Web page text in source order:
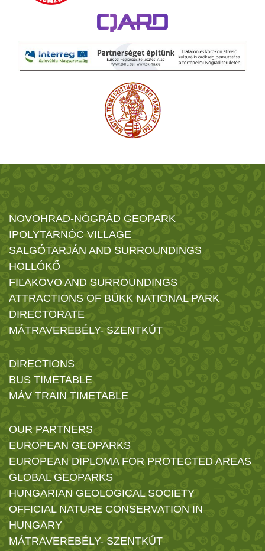
NOVOHRAD-NÓGRÁD GEOPARK
IPOLYTARNÓC VILLAGE
SALGÓTARJÁN AND SURROUNDINGS
HOLLÓKŐ
FIĽAKOVO AND SURROUNDINGS
ATTRACTIONS OF BÜKK NATIONAL PARK
DIRECTORATE
MÁTRAVEREBÉLY- SZENTKÚT
DIRECTIONS
BUS TIMETABLE
MÁV TRAIN TIMETABLE
OUR PARTNERS
EUROPEAN GEOPARKS
EUROPEAN DIPLOMA FOR PROTECTED AREAS
GLOBAL GEOPARKS
HUNGARIAN GEOLOGICAL SOCIETY
OFFICIAL NATURE CONSERVATION IN
HUNGARY
MÁTRAVEREBÉLY- SZENTKÚT